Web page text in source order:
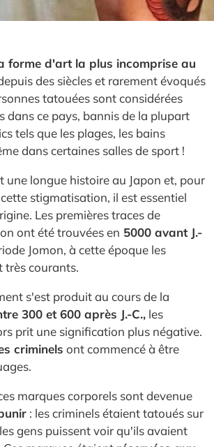
forme d'art la plus incomprise au
des siècles et rarement évoqués
tatouées sont considérées
dans ce pays, bannis de la plupart
tels que les plages, les bains
dans certaines salles de sport !
une longue histoire au Japon et, pour
stigmatisation, il est essentiel
Les premières traces de
ont été trouvées en 5000 avant J.-
Jomon, à cette époque les
très courants.
s'est produit au cours de la
300 et 600 après J.-C., les
prit une signification plus négative.
criminels ont commencé à être
marques corporels sont devenue
: les criminels étaient tatoués sur
gens puissent voir qu'ils avaient